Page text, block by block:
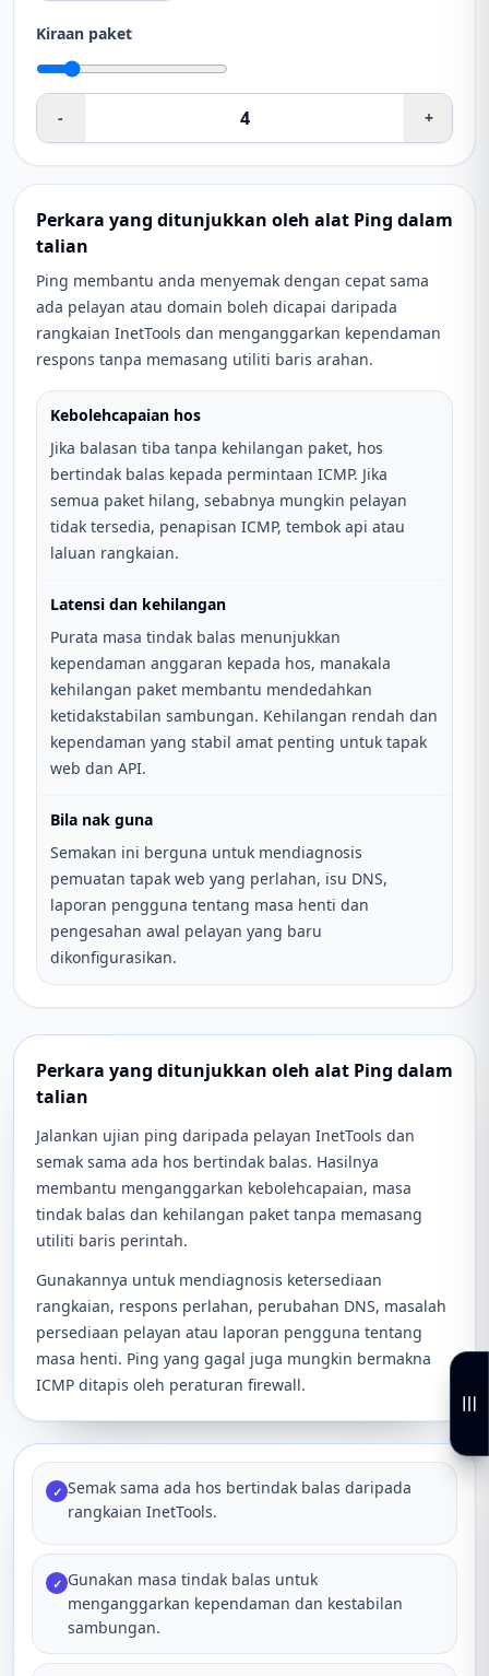
Kiraan paket
- +
Perkara yang ditunjukkan oleh alat Ping dalam
talian
Ping membantu anda menyemak dengan cepat sama
ada pelayan atau domain boleh dicapai daripada
rangkaian InetTools dan menganggarkan kependaman
respons tanpa memasang utiliti baris arahan.
Kebolehcapaian hos
Jika balasan tiba tanpa kehilangan paket, hos
bertindak balas kepada permintaan ICMP. Jika
semua paket hilang, sebabnya mungkin pelayan
tidak tersedia, penapisan ICMP, tembok api atau
laluan rangkaian.
Latensi dan kehilangan
Purata masa tindak balas menunjukkan
kependaman anggaran kepada hos, manakala
kehilangan paket membantu mendedahkan
ketidakstabilan sambungan. Kehilangan rendah dan
kependaman yang stabil amat penting untuk tapak
web dan API.
Bila nak guna
Semakan ini berguna untuk mendiagnosis
pemuatan tapak web yang perlahan, isu DNS,
laporan pengguna tentang masa henti dan
pengesahan awal pelayan yang baru
dikonfigurasikan.
Perkara yang ditunjukkan oleh alat Ping dalam
talian
Jalankan ujian ping daripada pelayan InetTools dan
semak sama ada hos bertindak balas. Hasilnya
membantu menganggarkan kebolehcapaian, masa
tindak balas dan kehilangan paket tanpa memasang
utiliti baris perintah.
Gunakannya untuk mendiagnosis ketersediaan
rangkaian, respons perlahan, perubahan DNS, masalah
persediaan pelayan atau laporan pengguna tentang
masa henti. Ping yang gagal juga mungkin bermakna
ICMP ditapis oleh peraturan firewall.
✓ Semak sama ada hos bertindak balas daripada
rangkaian InetTools.
✓ Gunakan masa tindak balas untuk
menganggarkan kependaman dan kestabilan
sambungan.